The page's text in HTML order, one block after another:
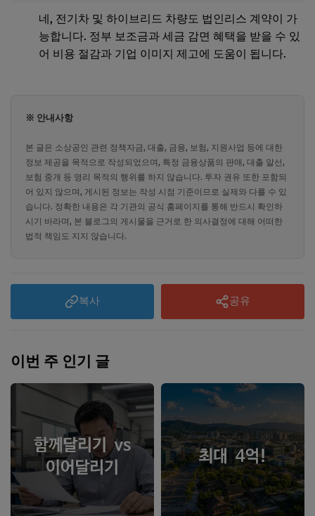
네, 전기차 및 하이브리드 차량도 법인리스 계약이 가
능합니다. 정부 보조금과 세금 감면 혜택을 받을 수 있
어 비용 절감과 기업 이미지 제고에 도움이 됩니다.
※ 안내사항
본 글은 소상공인 관련 정책자금, 대출, 금융, 보험, 지원사업 등에 대한
정보 제공을 목적으로 작성되었으며, 특정 금융상품의 판매, 대출 알선,
보험 중개 등 영리 목적의 행위를 하지 않습니다. 투자 권유 또한 포함되
어 있지 않으며, 게시된 정보는 작성 시점 기준이므로 실제와 다를 수 있
습니다. 정확한 내용은 각 기관의 공식 홈페이지를 통해 반드시 확인하
시기 바라며, 본 블로그의 게시물을 근거로 한 의사결정에 대해 어떠한
법적 책임도 지지 않습니다.
복사 공유
이번 주 인기 글